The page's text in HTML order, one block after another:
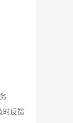
各界、共创伟业。
时反馈